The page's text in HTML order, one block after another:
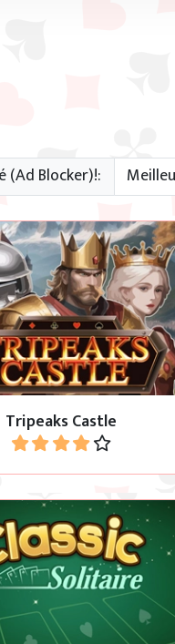
(Ad Blocker)!:
Tripeaks Castle
toutes les cartes
découvrez le château.
Jouer
Solitaire est le jeu de
classique du Solitaire.